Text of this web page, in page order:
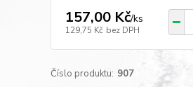
157,00 Kč/ks
129,75 Kč bez DPH
Číslo produktu: 907